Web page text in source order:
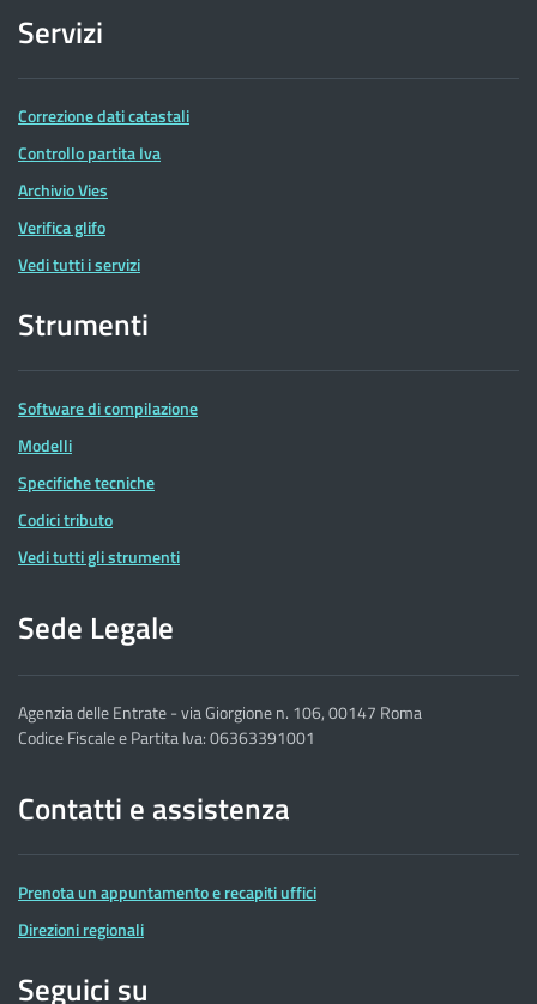
Servizi
Correzione dati catastali
Controllo partita Iva
Archivio Vies
Verifica glifo
Vedi tutti i servizi
Strumenti
Software di compilazione
Modelli
Specifiche tecniche
Codici tributo
Vedi tutti gli strumenti
Sede Legale
Agenzia delle Entrate - via Giorgione n. 106, 00147 Roma
Codice Fiscale e Partita Iva: 06363391001
Contatti e assistenza
Prenota un appuntamento e recapiti uffici
Direzioni regionali
Seguici su